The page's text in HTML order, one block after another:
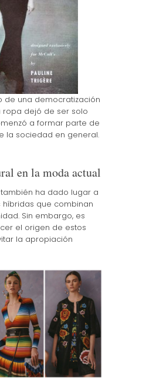
de una democratización
ropa dejó de ser solo
a formar parte de
la sociedad en general.
en la moda actual
también ha dado lugar a
híbridas que combinan
Sin embargo, es
el origen de estos
la apropiación